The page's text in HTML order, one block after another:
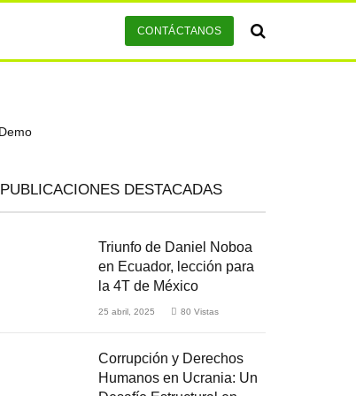
CONTÁCTANOS
PUBLICACIONES DESTACADAS
Triunfo de Daniel Noboa
en Ecuador, lección para
la 4T de México
25 abril, 2025 80 Vistas
Corrupción y Derechos
Humanos en Ucrania: Un